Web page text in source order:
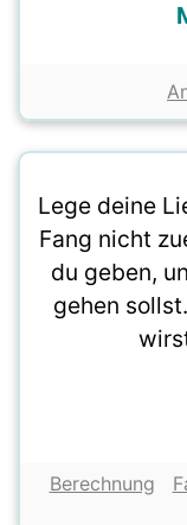
Lege deine
Fang nicht
du geben,
gehen
Berechnung